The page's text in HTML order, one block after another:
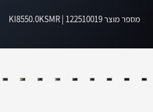
מספר מוצר KI8550.0KSMR| 122510019